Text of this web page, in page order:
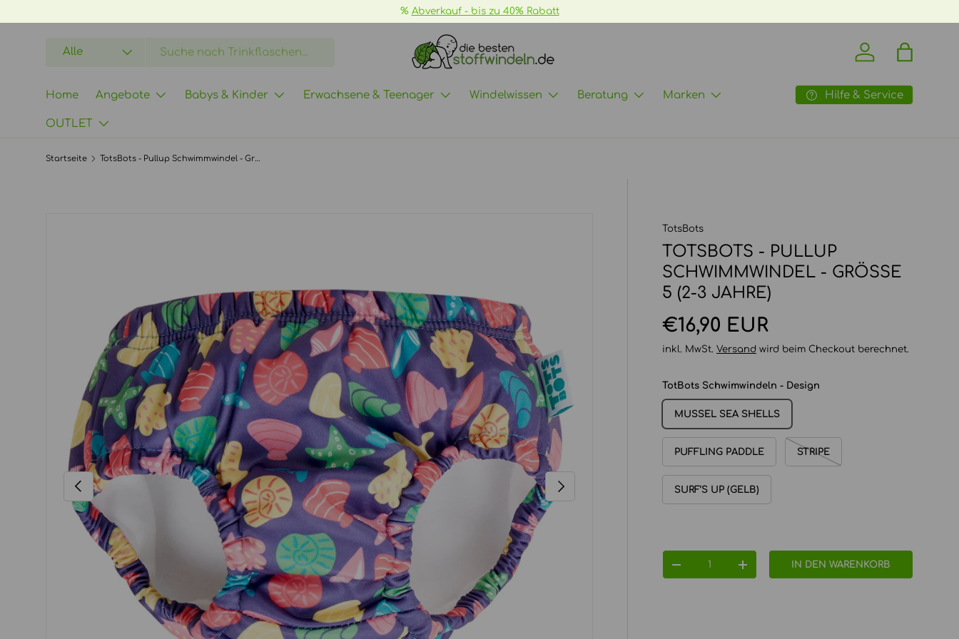
DIREKT ZUM INHALT
% Abverkauf - bis zu 40% Rabatt
Suchen
Alle
Einloggen
Home Angebote Babys & Kinder Erwachsene & Teenager Windelwissen Beratung Marken
OUTLET
Hilfe & Service
Startseite TotsBots - Pullup Schwimmwindel - Größe 5 (2-3 Jahre)
VORHERIGE NÄCHSTE
TotsBots
TOTSBOTS - PULLUP
SCHWIMMWINDEL - GRÖSSE 5
(2-3 JAHRE)
Normaler Preis
€16,90 EUR
inkl. MwSt. Versand wird beim Checkout berechnet.
TotBots Schwimwindeln - Design
MUSSEL SEA SHELLS
PUFFLING PADDLE STRIPE
SURF’S UP (GELB)
MENGE VERRINGERNMENGE ERHÖHENIN DEN WARENKORB